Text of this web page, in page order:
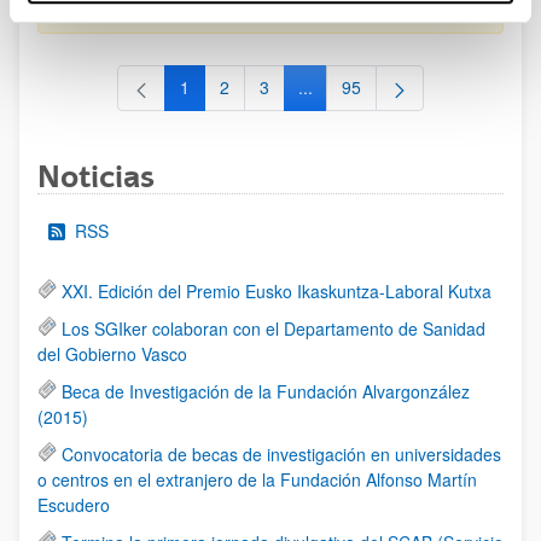
al 30/07/2026 (ambos incluídos)
Página
1 Página
2 Página
3 ...Páginas intermedias Use TAB
Página
95
Noticias
RSS
XXI. Edición del Premio Eusko Ikaskuntza-Laboral Kutxa
Los SGIker colaboran con el Departamento de Sanidad
del Gobierno Vasco
Beca de Investigación de la Fundación Alvargonzález
(2015)
Convocatoria de becas de investigación en universidades
o centros en el extranjero de la Fundación Alfonso Martín
Escudero